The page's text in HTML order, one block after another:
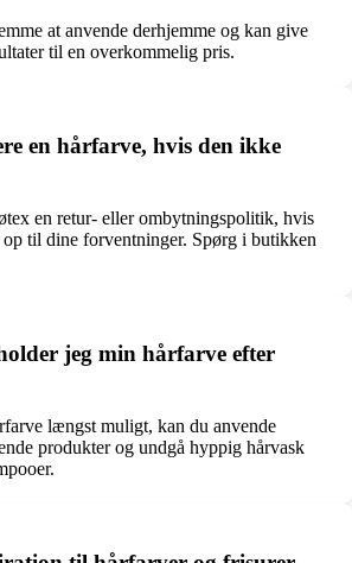
at anvende derhjemme og kan give
til en overkommelig pris.
en hårfarve, hvis den ikke
en retur- eller ombytningspolitik, hvis
til dine forventninger. Spørg i butikken
jeg min hårfarve efter
længst muligt, kan du anvende
produkter og undgå hyppig hårvask